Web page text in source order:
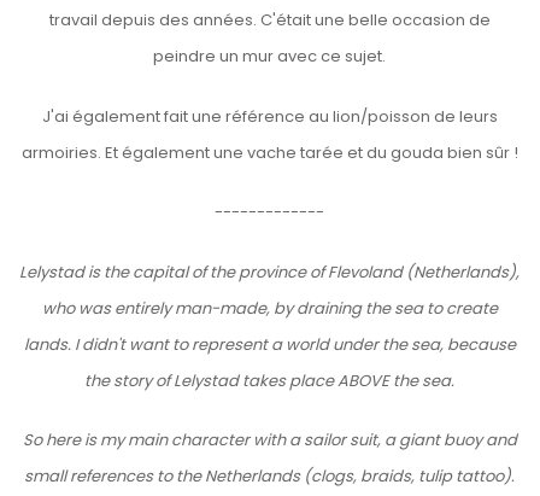
travail depuis des années. C'était une belle occasion de
peindre un mur avec ce sujet.
J'ai également fait une référence au lion/poisson de leurs
armoiries. Et également une vache tarée et du gouda bien sûr !
-------------
Lelystad is the capital of the province of Flevoland (Netherlands),
who was entirely man-made, by draining the sea to create
lands. I didn't want to represent a world under the sea, because
the story of Lelystad takes place ABOVE the sea.
So here is my main character with a sailor suit, a giant buoy and
small references to the Netherlands (clogs, braids, tulip tattoo).